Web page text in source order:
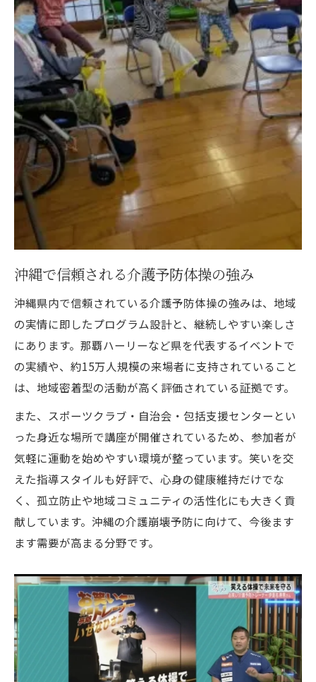
沖縄で信頼される介護予防体操の強み
沖縄県内で信頼されている介護予防体操の強みは、地域
の実情に即したプログラム設計と、継続しやすい楽しさ
にあります。那覇ハーリーなど県を代表するイベントで
の実績や、約15万人規模の来場者に支持されていること
は、地域密着型の活動が高く評価されている証拠です。
また、スポーツクラブ・自治会・包括支援センターとい
った身近な場所で講座が開催されているため、参加者が
気軽に運動を始めやすい環境が整っています。笑いを交
えた指導スタイルも好評で、心身の健康維持だけでな
く、孤立防止や地域コミュニティの活性化にも大きく貢
献しています。沖縄の介護崩壊予防に向けて、今後ます
ます需要が高まる分野です。